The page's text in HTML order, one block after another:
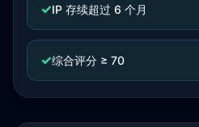
✓IP 存续超过 6 个月
✓综合评分 ≥ 70